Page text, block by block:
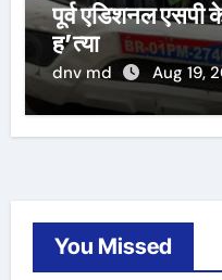
पूर्व एडिशनल एसपी
ह’त्या
dnv md Aug 19,
You Missed